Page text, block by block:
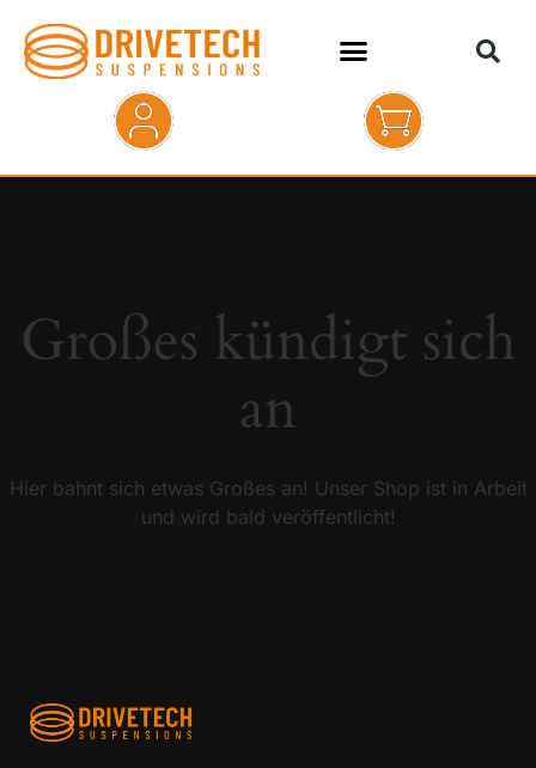
KONTAKT
Großes kündigt sich
an
Hier bahnt sich etwas Großes an! Unser Shop ist in Arbeit
und wird bald veröffentlicht!